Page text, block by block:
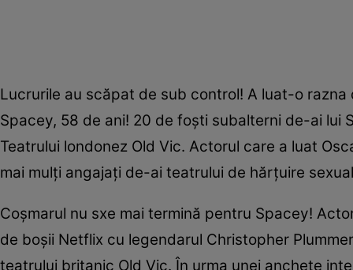
Lucrurile au scăpat de sub control! A luat-o
Spacey, 58 de ani! 20 de foşti subalterni de-ai
Teatrului londonez Old Vic. Actorul care a luat
mai mulţi angajaţi de-ai teatrului de hărţuire
Coşmarul nu sxe mai termină pentru Spacey!
de boşii Netflix cu legendarul Christopher
teatrului britanic Old Vic. În urma unei anchete